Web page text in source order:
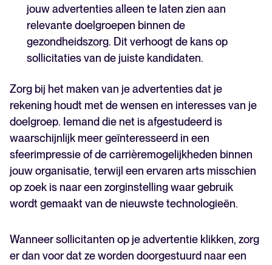
jouw advertenties alleen te laten zien aan
relevante doelgroepen binnen de
gezondheidszorg. Dit verhoogt de kans op
sollicitaties van de juiste kandidaten.
Zorg bij het maken van je advertenties dat je
rekening houdt met de wensen en interesses van je
doelgroep. Iemand die net is afgestudeerd is
waarschijnlijk meer geïnteresseerd in een
sfeerimpressie of de carrièremogelijkheden binnen
jouw organisatie, terwijl een ervaren arts misschien
op zoek is naar een zorginstelling waar gebruik
wordt gemaakt van de nieuwste technologieën.
Wanneer sollicitanten op je advertentie klikken, zorg
er dan voor dat ze worden doorgestuurd naar een